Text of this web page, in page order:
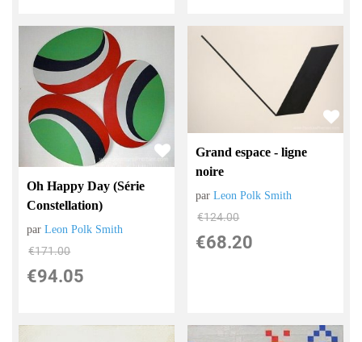
Oh Happy Day (Série
Constellation)
parLeon Polk Smith
€171.00
€94.05
Grand espace - ligne
noire
parLeon Polk Smith
€124.00
€68.20